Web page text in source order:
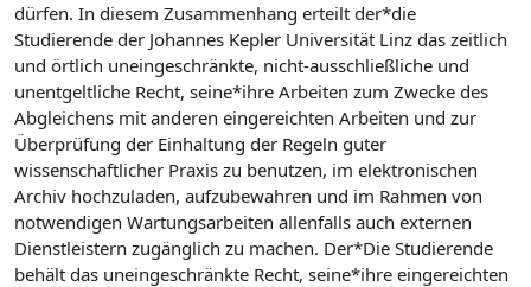
dürfen. In diesem Zusammenhang erteilt der*die
Studierende der Johannes Kepler Universität Linz das zeitlich
und örtlich uneingeschränkte, nicht-ausschließliche und
unentgeltliche Recht, seine*ihre Arbeiten zum Zwecke des
Abgleichens mit anderen eingereichten Arbeiten und zur
Überprüfung der Einhaltung der Regeln guter
wissenschaftlicher Praxis zu benutzen, im elektronischen
Archiv hochzuladen, aufzubewahren und im Rahmen von
notwendigen Wartungsarbeiten allenfalls auch externen
Dienstleistern zugänglich zu machen. Der*Die Studierende
behält das uneingeschränkte Recht, seine*ihre eingereichten